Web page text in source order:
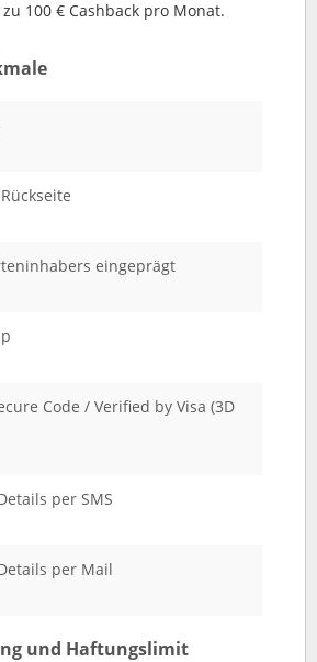
100 € Cashback pro Monat.
eingeprägt
Code / Verified by Visa (3D
per SMS
per Mail
und Haftungslimit